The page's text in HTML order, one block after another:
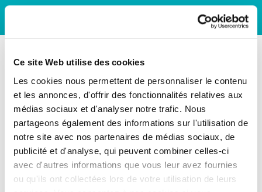
Ce site Web utilise des cookies
Les cookies nous permettent de personnaliser le contenu
et les annonces, d'offrir des fonctionnalités relatives aux
médias sociaux et d'analyser notre trafic. Nous
partageons également des informations sur l'utilisation de
notre site avec nos partenaires de médias sociaux, de
publicité et d'analyse, qui peuvent combiner celles-ci
avec d'autres informations que vous leur avez fournies
ou qu'ils ont collectées lors de votre utilisation de leurs